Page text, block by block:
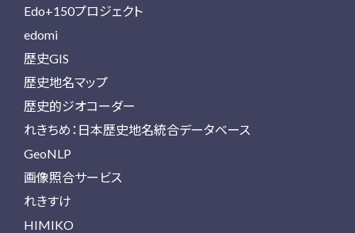
Edo+150プロジェクト
edomi
歴史GIS
歴史地名マップ
歴史的ジオコーダー
れきちめ：日本歴史地名統合データベース
GeoNLP
画像照合サービス
れきすけ
HIMIKO